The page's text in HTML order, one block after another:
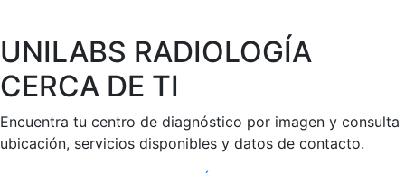
UNILABS RADIOLOGÍA
CERCA DE TI
Encuentra tu centro de diagnóstico por imagen y consulta
ubicación, servicios disponibles y datos de contacto.